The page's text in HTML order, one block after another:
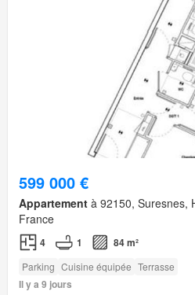
599 000 €
Appartement à 92150, Suresnes,
France
4 1 84 m²
Parking Cuisine équipée Terrasse
Il y a 9 jours